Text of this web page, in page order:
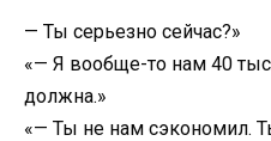
— Ты серьезно сейчас?»
«— Я вообще-то нам 40
должна.»
«— Ты не нам сэкономил.